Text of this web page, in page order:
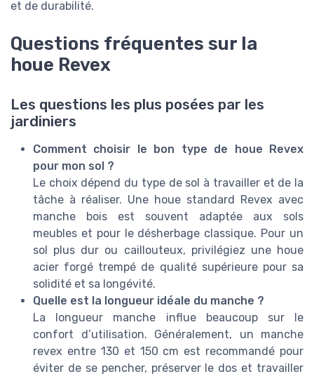
et de durabilité.
Questions fréquentes sur la
houe Revex
Les questions les plus posées par les
jardiniers
Comment choisir le bon type de houe Revex
pour mon sol ?
Le choix dépend du type de sol à travailler et de la
tâche à réaliser. Une houe standard Revex avec
manche bois est souvent adaptée aux sols
meubles et pour le désherbage classique. Pour un
sol plus dur ou caillouteux, privilégiez une houe
acier forgé trempé de qualité supérieure pour sa
solidité et sa longévité.
Quelle est la longueur idéale du manche ?
La longueur manche influe beaucoup sur le
confort d’utilisation. Généralement, un manche
revex entre 130 et 150 cm est recommandé pour
éviter de se pencher, préserver le dos et travailler